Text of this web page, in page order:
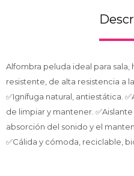
Alfombra peluda ideal para
resistente, de alta resistencia a
✅Ignífuga natural, antiestática.
de limpiar y mantener.
absorción del sonido y el
✅Cálida y cómoda, reciclable,